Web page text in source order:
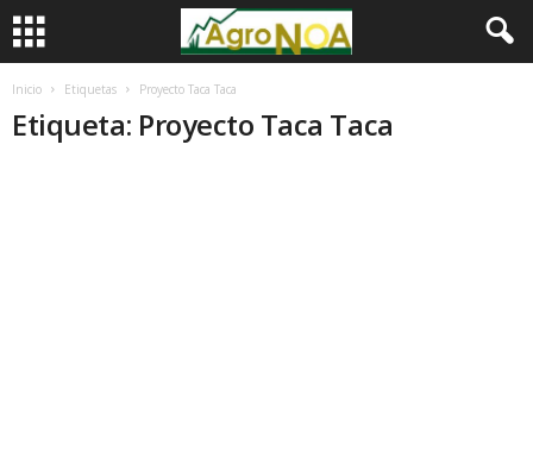
Inicio Etiquetas Proyecto Taca Taca
Etiqueta: Proyecto Taca Taca